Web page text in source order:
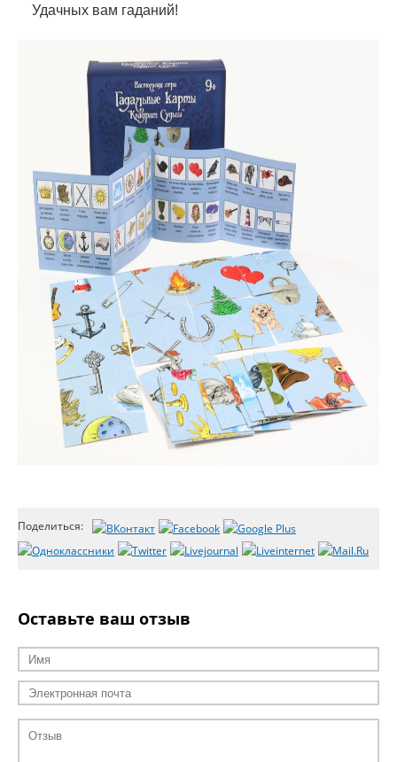
Удачных вам гаданий!
Поделиться:
Оставьте ваш отзыв